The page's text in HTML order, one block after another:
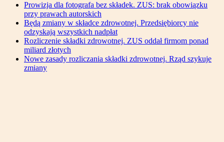
Prowizja dla fotografa bez składek. ZUS: brak obowiązku
przy prawach autorskich
Będą zmiany w składce zdrowotnej. Przedsiębiorcy nie
odzyskają wszystkich nadpłat
Rozliczenie składki zdrowotnej. ZUS oddał firmom ponad
miliard złotych
Nowe zasady rozliczania składki zdrowotnej. Rząd szykuje
zmiany